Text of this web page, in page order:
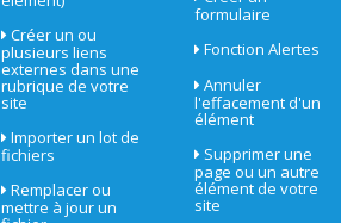
Créer un ou
plusieurs liens
externes dans une
rubrique de votre
site
Importer un lot de
fichiers
Remplacer ou
mettre à jour un
formulaire
Fonction Alertes
Annuler
l'effacement d'un
élément
Supprimer une
page ou un autre
élément de votre
site